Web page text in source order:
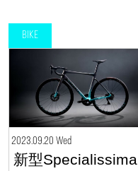
BIKE
2023.09.20 Wed
新型Specialissima